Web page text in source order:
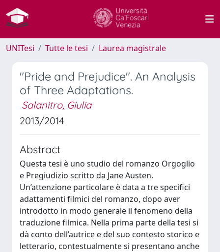
UNITesi Tutte le tesi Laurea magistrale
"Pride and Prejudice". An Analysis
of Three Adaptations.
Salanitro, Giulia
2013/2014
Abstract
Questa tesi è uno studio del romanzo Orgoglio
e Pregiudizio scritto da Jane Austen.
Un’attenzione particolare è data a tre specifici
adattamenti filmici del romanzo, dopo aver
introdotto in modo generale il fenomeno della
traduzione filmica. Nella prima parte della tesi si
dà conto dell’autrice e del suo contesto storico e
letterario, contestualmente si presentano anche